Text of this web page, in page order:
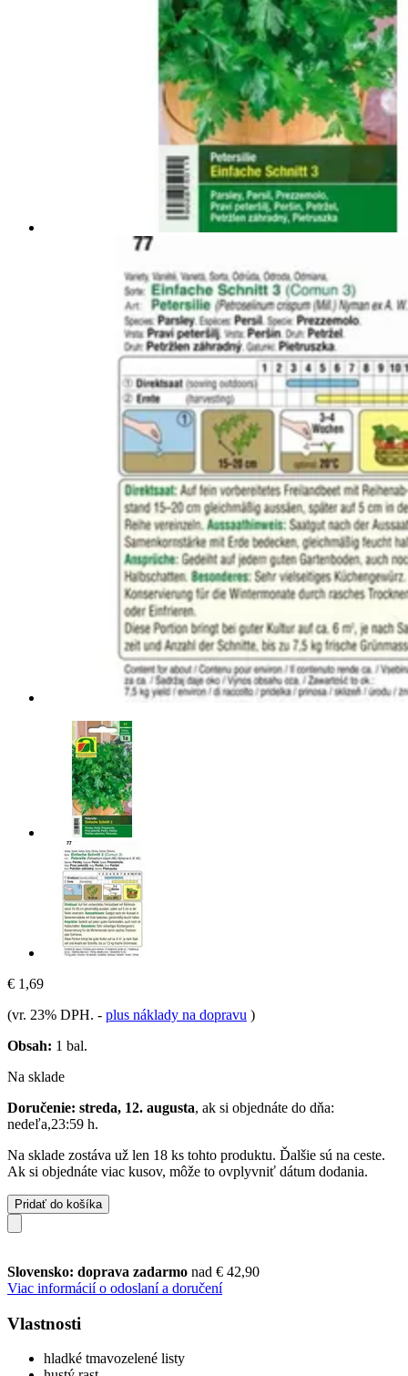
€ 1,69
(vr. 23% DPH. - plus náklady na dopravu )
Obsah: 1 bal.
Na sklade
Doručenie: streda, 12. augusta, ak si objednáte do dňa:
nedeľa,23:59 h.
Na sklade zostáva už len 18 ks tohto produktu. Ďalšie sú na ceste.
Ak si objednáte viac kusov, môže to ovplyvniť dátum dodania.
Pridať do košíka
Slovensko: doprava zadarmo nad € 42,90
Viac informácií o odoslaní a doručení
Vlastnosti
hladké tmavozelené listy